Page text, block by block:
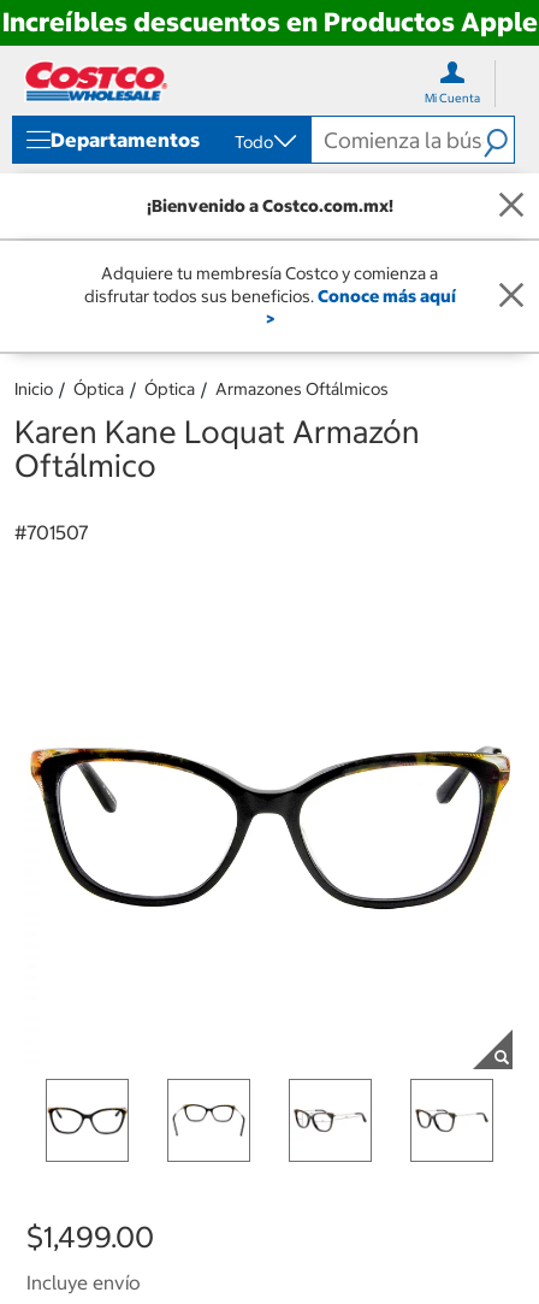
Increíbles descuentos en Productos Apple
directo
contenido
directo
menú
navegación
Mi Cuenta
Departamentos Todo
¡Bienvenido a Costco.com.mx!
Adquiere tu membresía Costco y comienza a
disfrutar todos sus beneficios.Conoce más aquí
>
Inicio Óptica Óptica Armazones Oftálmicos
Karen Kane Loquat Armazón
Oftálmico
#701507
$1,499.00
Incluye envío